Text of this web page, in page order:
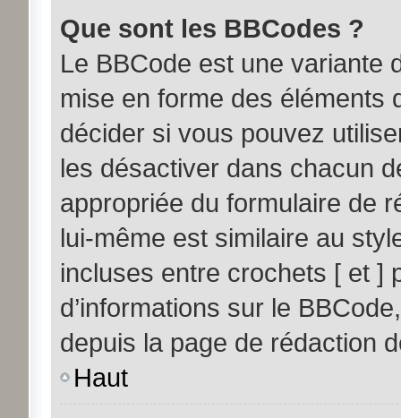
Que sont les BBCodes ?
Le BBCode est une variante
mise en forme des éléments
décider si vous pouvez
les désactiver dans chacun
appropriée du formulaire de
lui-même est similaire au
incluses entre crochets [ et ]
d’informations sur le
depuis la page de rédaction
Haut